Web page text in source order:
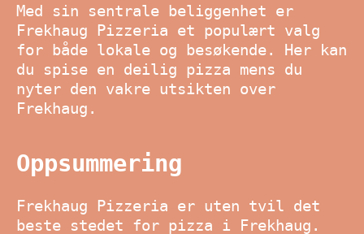
Med sin sentrale beliggenhet er
Frekhaug Pizzeria et populært valg
for både lokale og besøkende. Her kan
du spise en deilig pizza mens du
nyter den vakre utsikten over
Frekhaug.
Oppsummering
Frekhaug Pizzeria er uten tvil det
beste stedet for pizza i Frekhaug.